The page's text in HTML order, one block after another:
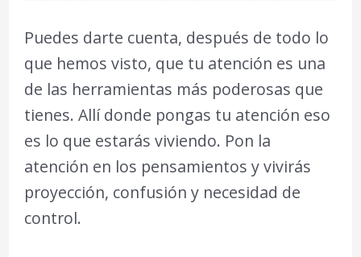
Puedes darte cuenta, después de todo lo
que hemos visto, que tu atención es una
de las herramientas más poderosas que
tienes. Allí donde pongas tu atención eso
es lo que estarás viviendo. Pon la
atención en los pensamientos y vivirás
proyección, confusión y necesidad de
control.